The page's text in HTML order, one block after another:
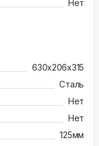
Нет
630x206x315
Сталь
Нет
Нет
125мм